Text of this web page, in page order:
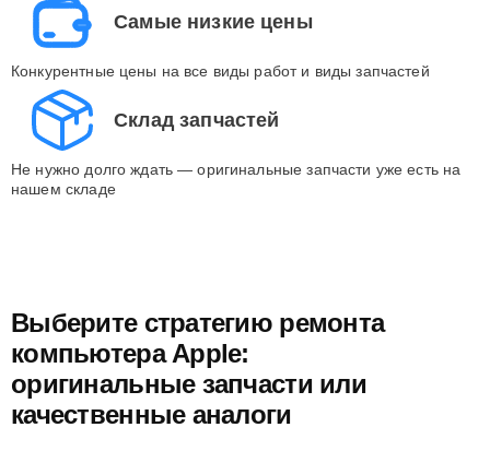
Самые низкие цены
Конкурентные цены на все виды работ и виды запчастей
Склад запчастей
Не нужно долго ждать — оригинальные запчасти уже есть на
нашем складе
Выберите стратегию ремонта
компьютера Apple:
оригинальные запчасти или
качественные аналоги